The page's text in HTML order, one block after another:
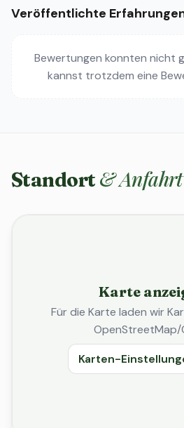
Veröffentlichte
Bewertungen konnten nicht
kannst trotzdem eine
Standort & Anfahrt
Karte
Für die Karte laden wir
OpenStreetMap/
Karten-